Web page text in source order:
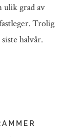
ulik grad av
Trolig
halvår.